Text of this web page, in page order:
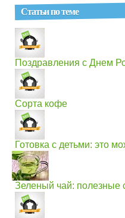
Статьи по теме
Поздравления с Днем
Сорта кофе
Готовка с детьми: это
Зеленый чай: полезные